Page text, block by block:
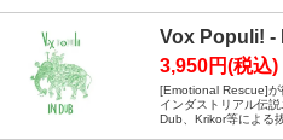
Vox Populi! -
3,950円(税込)
[Emotional Rescue]が
インダストリアル伝
Dub、Krikor等による